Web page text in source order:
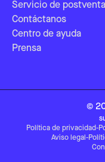
Servicio de postventa
Contáctanos
Centro de ayuda
Prensa
©
Política de privacidad-
Aviso legal -